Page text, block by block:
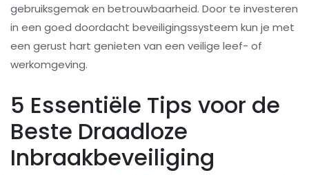
gebruiksgemak en betrouwbaarheid. Door te investeren
in een goed doordacht beveiligingssysteem kun je met
een gerust hart genieten van een veilige leef- of
werkomgeving.
5 Essentiële Tips voor de
Beste Draadloze
Inbraakbeveiliging